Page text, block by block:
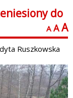
do
A A A
Ruszkowska